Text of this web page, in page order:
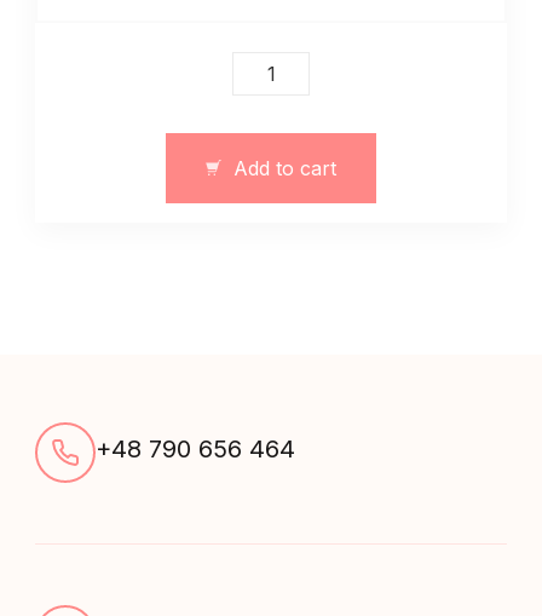
stylizacje
quantity
Add to cart
+48 790 656 464